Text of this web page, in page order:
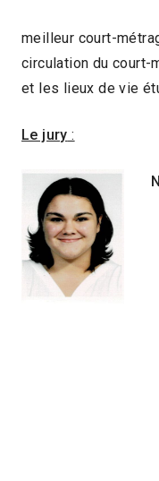
meilleur court-
circulation du court-
et les lieux de vie
Le jury :